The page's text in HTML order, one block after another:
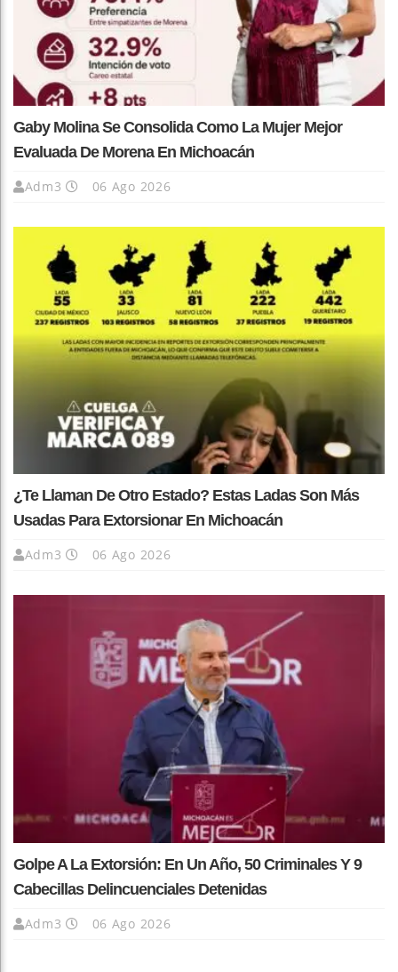
Gaby Molina Se Consolida Como La Mujer Mejor
Evaluada De Morena En Michoacán
Adm3 06 Ago 2026
¿Te Llaman De Otro Estado? Estas Ladas Son Más
Usadas Para Extorsionar En Michoacán
Adm3 06 Ago 2026
Golpe A La Extorsión: En Un Año, 50 Criminales Y 9
Cabecillas Delincuenciales Detenidas
Adm3 06 Ago 2026